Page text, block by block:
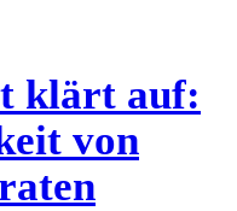
klärt auf:
von